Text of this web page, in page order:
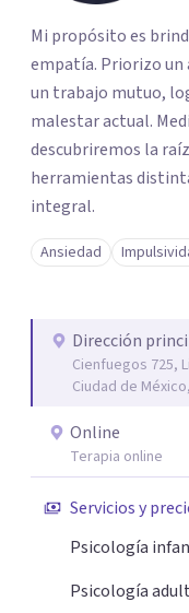
Mi propósito es
empatía. Priorizo un
un trabajo mutuo,
malestar actual.
descubriremos la
herramientas
integral.
Ansiedad
Dirección
Cienfuegos 725,
Ciudad de
Online
Terapia online
Servicios y
Psicología
Psicología